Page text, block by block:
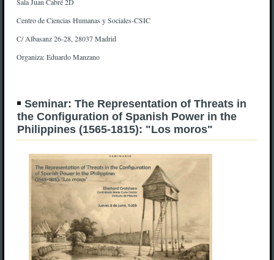
Centro de Ciencias Humanas y Sociales-CSIC
C/ Albasanz 26-28, 28037 Madrid
Organiza: Eduardo Manzano
Seminar: The Representation of Threats in
the Configuration of Spanish Power in the
Philippines (1565-1815): "Los moros"